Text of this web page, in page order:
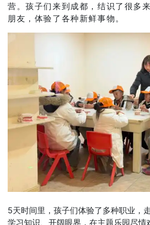
营。孩子们来到成都，结识了很多
朋友，体验了各种新鲜事物。
5天时间里，孩子们体验了多种职业，
学习知识、开阔眼界，在主题乐园尽情